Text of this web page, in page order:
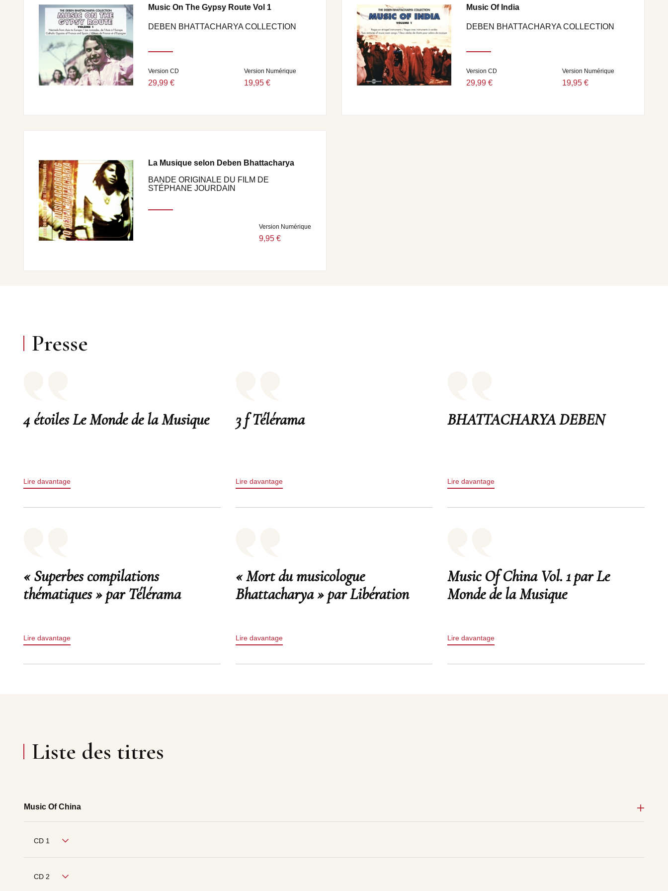
Music On The Gypsy Route Vol 1
DEBEN BHATTACHARYA COLLECTION
Version CD
29,99 €
Version Numérique
19,95 €
Music Of India
DEBEN BHATTACHARYA COLLECTION
Version CD
29,99 €
Version Numérique
19,95 €
La Musique selon Deben Bhattacharya
BANDE ORIGINALE DU FILM DE
STÉPHANE JOURDAIN
Version Numérique
9,95 €
Presse
4 étoiles Le Monde de la Musique
Lire davantage
3 f Télérama
Lire davantage
BHATTACHARYA DEBEN
Lire davantage
« Superbes compilations
thématiques » par Télérama
Lire davantage
« Mort du musicologue
Bhattacharya » par Libération
Lire davantage
Music Of China Vol. 1 par Le
Monde de la Musique
Lire davantage
Liste des titres
Music Of China
CD 1
CD 2